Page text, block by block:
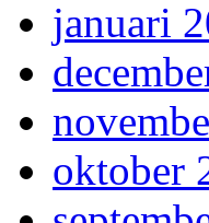
januari
oktober